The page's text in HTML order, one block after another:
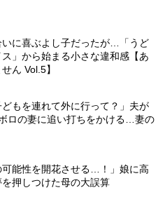
いに喜ぶよし子だったが…「うど
」から始まる小さな違和感【あ
ん Vol.5】
どもを連れて外に行って？」夫が
ロの妻に追い打ちをかける…妻の
可能性を開花させる…！」娘に高
押しつけた母の大誤算